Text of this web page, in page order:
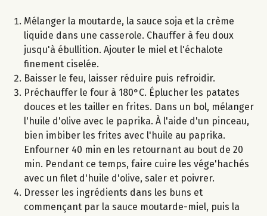
Mélanger la moutarde, la sauce soja et la crème
liquide dans une casserole. Chauffer à feu doux
jusqu'à ébullition. Ajouter le miel et l'échalote
finement ciselée.
Baisser le feu, laisser réduire puis refroidir.
Préchauffer le four à 180°C. Éplucher les patates
douces et les tailler en frites. Dans un bol, mélanger
l'huile d'olive avec le paprika. À l'aide d'un pinceau,
bien imbiber les frites avec l'huile au paprika.
Enfourner 40 min en les retournant au bout de 20
min. Pendant ce temps, faire cuire les vége'hachés
avec un filet d'huile d'olive, saler et poivrer.
Dresser les ingrédients dans les buns et
commençant par la sauce moutarde-miel, puis la